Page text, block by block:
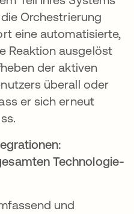
Orchestrierung
eine automatisierte,
Reaktion ausgelöst
der aktiven
überall oder
er sich erneut
Technologie-
und